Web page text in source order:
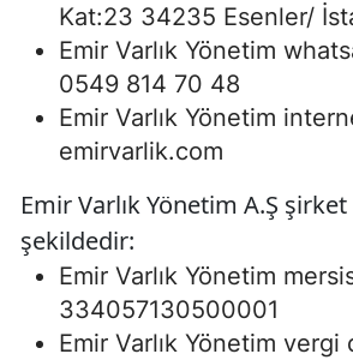
Kat:23 34235 Esenler/
Emir Varlık Yönetim
0549 814 70 48
Emir Varlık Yönetim
emirvarlik.com
Emir Varlık Yönetim A.Ş
şekildedir:
Emir Varlık Yönetim
334057130500001
Emir Varlık Yönetim vergi